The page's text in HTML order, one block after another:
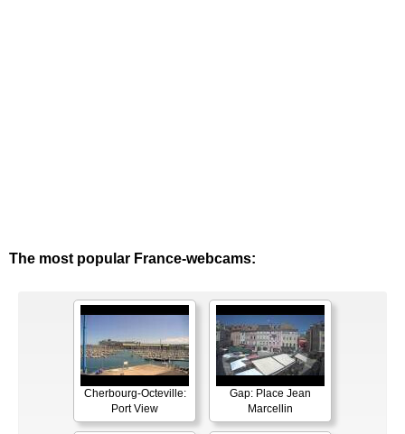
The most popular France-webcams:
Cherbourg-Octeville:
Port View
Gap: Place Jean
Marcellin